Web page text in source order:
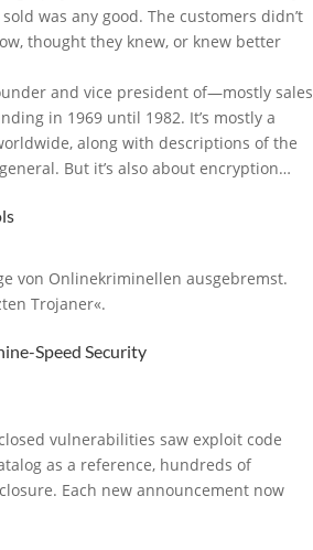
was any good. The customers didn’t
thought they knew, or knew better
and vice president of—mostly sales
in 1969 until 1982. It’s mostly a
along with descriptions of the
But it’s also about encryption…
von Onlinekriminellen ausgebremst.
Trojaner«.
Speed Security
vulnerabilities saw exploit code
as a reference, hundreds of
Each new announcement now